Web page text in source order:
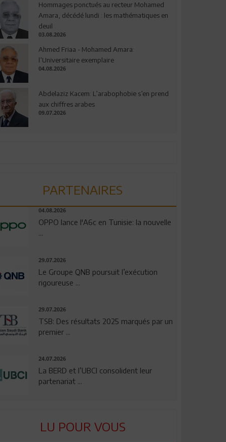
Hommages ponctués au recteur Mohamed
Amara, décédé lundi : les mathématiques en
deuil
03.08.2026
Ahmed Friaa - Mohamed Amara:
l’Universitaire exemplaire
04.08.2026
Abdelaziz Kacem: L’arabophobie s’en prend
aux chiffres arabes
09.07.2026
PARTENAIRES
04.08.2026
OPPO lance l'A6c en Tunisie: la nouvelle
...
29.07.2026
Le Groupe QNB poursuit l’exécution
rigoureuse ...
29.07.2026
TSB: Des résultats 2025 marqués par un
premier ...
24.07.2026
La BERD et l’UBCI consolident leur
partenariat ...
LU POUR VOUS